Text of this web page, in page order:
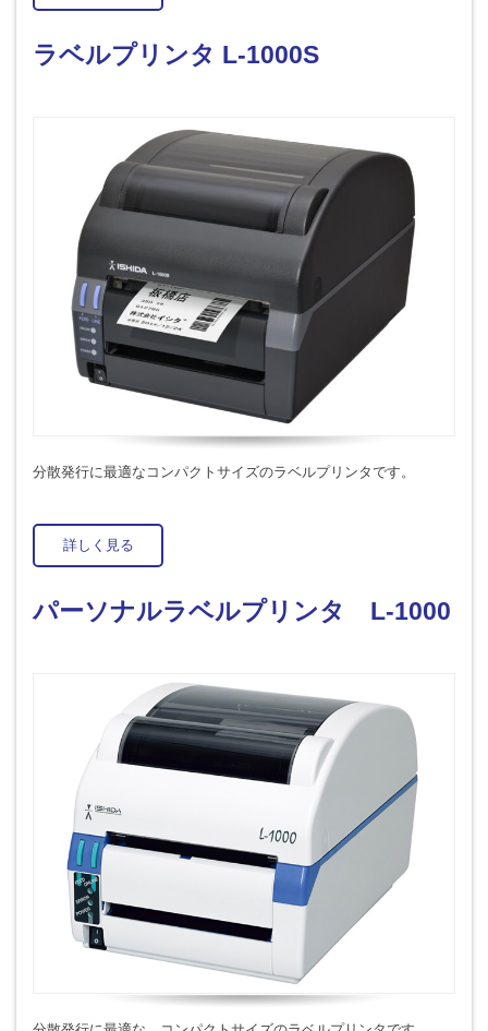
ラベルプリンタ L-1000S
分散発行に最適なコンパクトサイズのラベルプリンタです。
詳しく見る
パーソナルラベルプリンタ L-1000